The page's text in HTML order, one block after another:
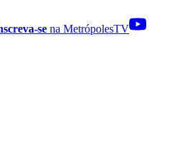
se na MetrópolesTV